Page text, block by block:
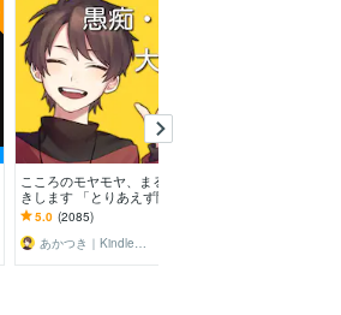
こころのモヤモヤ、まるっとお聞
きします 「とりあえず聞いてほ
しい」というあなたに。優しく傾
聴します
5.0 (2085)
あかつき｜Kindle本出版中